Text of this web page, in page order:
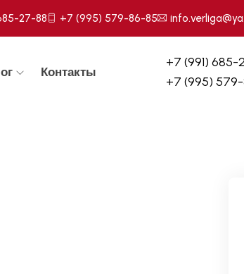
27-88 +7 (995) 579-86-85
Контакты
+7 (991) 685-
+7 (995)